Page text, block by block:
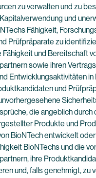
zu verwalten und zu
und
Fähigkeit,
Prüfpräparate zu
Fähigkeit und Bereitschaft
sowie ihren
Entwicklungsaktivitäten in
und
die angeblich durch
Produkte und
BioNTech entwickelt
BioNTechs und die
ihre
und, falls genehmigt, zu